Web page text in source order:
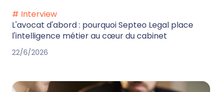
# Interview
L'avocat d'abord : pourquoi Septeo Legal place
l'intelligence métier au cœur du cabinet
22/6/2026